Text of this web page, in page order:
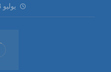
يوليو 18, 2026